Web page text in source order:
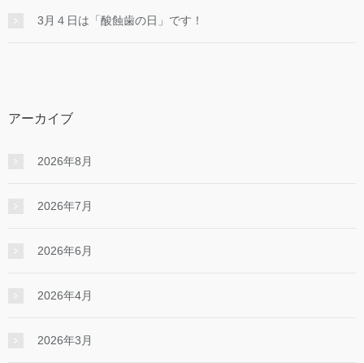
3月４日は「酸蝕歯の日」です！
アーカイブ
2026年8月
2026年7月
2026年6月
2026年4月
2026年3月